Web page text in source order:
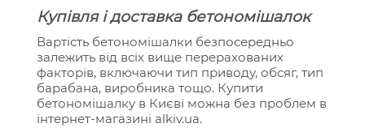
Купівля і доставка бетономішалок
Вартість бетономішалки безпосередньо
залежить від всіх вище перерахованих
факторів, включаючи тип приводу, обсяг, тип
барабана, виробника тощо. Купити
бетономішалку в Києві можна без проблем в
інтернет-магазині alkiv.ua.